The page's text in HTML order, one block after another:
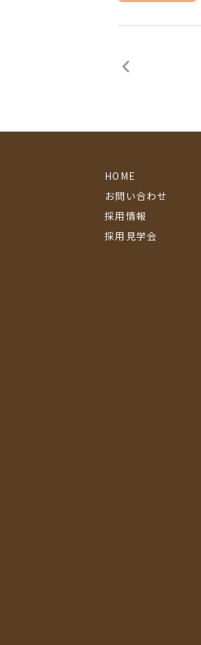
HOME
お問い合わせ
採用情報
採用見学会